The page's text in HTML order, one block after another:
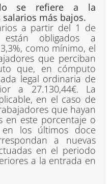
se refiere a la
más bajos.
a partir del 1 de
obligados a
como mínimo, el
que perciban
que, en cómputo
legal ordinaria de
a 27.130,44€. La
en el caso de
que hayan
en este porcentaje o
los últimos doce
a nuevas
en el periodo
a la entrada en